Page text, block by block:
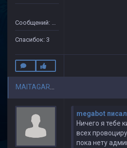
Сообщений: 41
Спасибок: 3
megabot
Ничего я тебе
всех
пока нету